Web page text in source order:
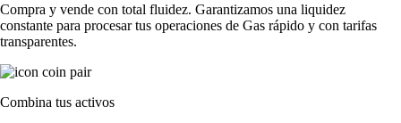
Compra y vende con total fluidez. Garantizamos una liquidez
constante para procesar tus operaciones de Gas rápido y con tarifas
transparentes.
Combina tus activos